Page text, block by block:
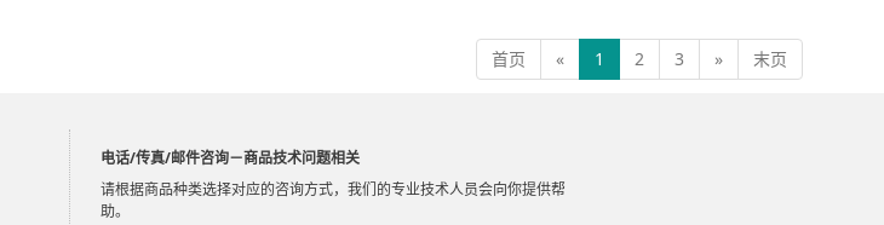
首页 « 1 2 3 » 末页
电话/传真/邮件咨询－商品技术问题相关
请根据商品种类选择对应的咨询方式，我们的专业技术人员会向你提供帮
助。